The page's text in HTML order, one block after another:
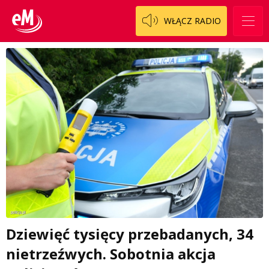
WŁĄCZ RADIO
Dziewięć tysięcy przebadanych, 34
nietrzeźwych. Sobotnia akcja